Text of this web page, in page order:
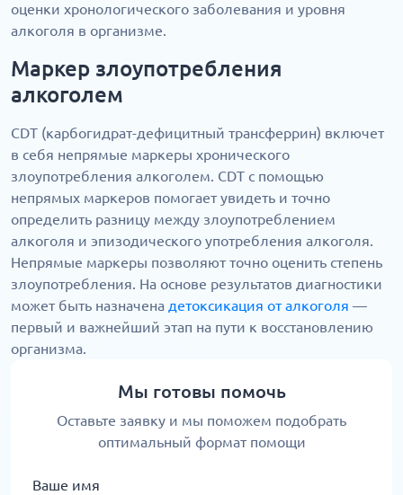
оценки хронологического заболевания и уровня
алкоголя в организме.
Маркер злоупотребления
алкоголем
CDT (карбогидрат-дефицитный трансферрин) включет
в себя непрямые маркеры хронического
злоупотребления алкоголем. CDT с помощью
непрямых маркеров помогает увидеть и точно
определить разницу между злоупотреблением
алкоголя и эпизодического употребления алкоголя.
Непрямые маркеры позволяют точно оценить степень
злоупотребления. На основе результатов диагностики
может быть назначена детоксикация от алкоголя —
первый и важнейший этап на пути к восстановлению
организма.
Мы готовы помочь
Оставьте заявку и мы поможем подобрать
оптимальный формат помощи
Ваше имя